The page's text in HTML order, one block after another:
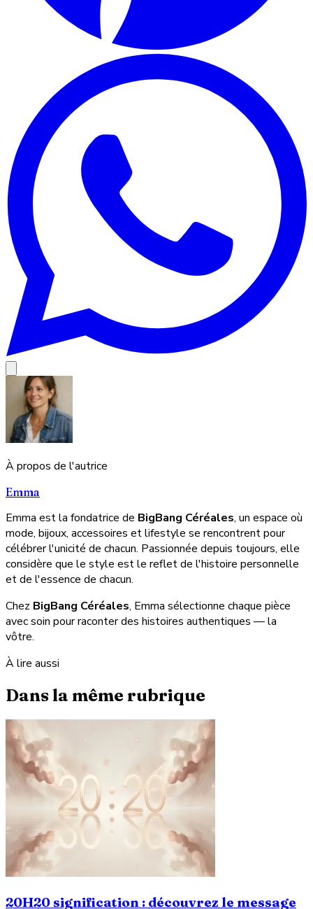
À propos de l'autrice
Emma
Emma est la fondatrice de BigBang Céréales, un espace où
mode, bijoux, accessoires et lifestyle se rencontrent pour
célébrer l'unicité de chacun. Passionnée depuis toujours, elle
considère que le style est le reflet de l'histoire personnelle
et de l'essence de chacun.
Chez BigBang Céréales, Emma sélectionne chaque pièce
avec soin pour raconter des histoires authentiques — la
vôtre.
À lire aussi
Dans la même rubrique
20H20 signification : découvrez le message